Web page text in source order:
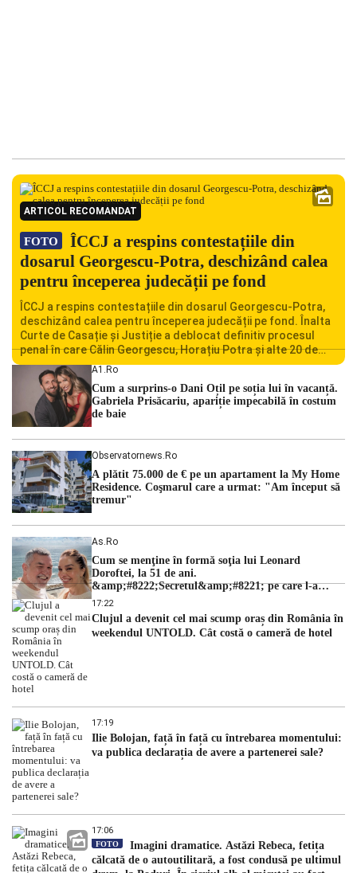
ARTICOL RECOMANDAT
FOTO
ÎCCJ a respins contestațiile din
dosarul Georgescu-Potra, deschizând calea
pentru începerea judecății pe fond
ÎCCJ a respins contestațiile din dosarul Georgescu-Potra,
deschizând calea pentru începerea judecății pe fond. Înalta
Curte de Casație și Justiție a deblocat definitiv procesul
penal în care Călin Georgescu, Horațiu Potra și alte 20 de
persoane sunt acuzați de acțiuni îndreptate împotriva
ordinii constituționale. În ședința din camera preliminară,
judecătorii de la instanța supremă au […]
A1.ro
Cum a surprins-o Dani Oțil pe soția lui în vacanță.
Gabriela Prisăcariu, apariție impecabilă în costum
de baie
Observatornews.ro
A plătit 75.000 de € pe un apartament la My Home
Residence. Coşmarul care a urmat: "Am început să
tremur"
As.ro
Cum se menţine în formă soţia lui Leonard
Doroftei, la 51 de ani.
&amp;#8222;Secretul&amp;#8221; pe care l-a
dezvăluit
17:22
Clujul a devenit cel mai scump oraș din România în
weekendul UNTOLD. Cât costă o cameră de hotel
17:19
Ilie Bolojan, față în față cu întrebarea momentului:
va publica declarația de avere a partenerei sale?
17:06
FOTO
Imagini dramatice. Astăzi Rebeca, fetița
călcată de o autoutilitară, a fost condusă pe ultimul